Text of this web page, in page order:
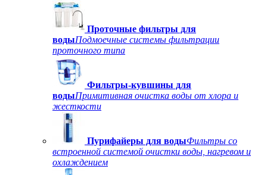
Проточные фильтры для
водыПодмоечные системы фильтрации
проточного типа
Фильтры-кувшины для
водыПримитивная очистка воды от хлора и
жесткости
Пурифайеры для водыФильтры со
встроенной системой очистки воды, нагревом и
охлаждением